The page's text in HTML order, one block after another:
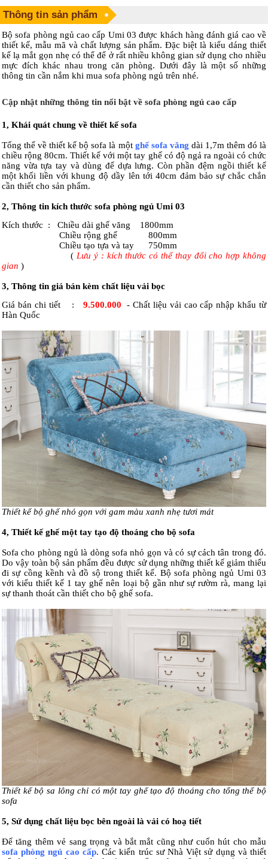
Thông tin sản phẩm
Bộ sofa phòng ngủ cao cấp Umi 03 được khách hàng đánh giá cao về
thiết kế, mẫu mã và chất lượng sản phẩm. Đặc biệt là kiểu dáng thiết
kế lạ mắt gọn nhẹ có thể để ở rất nhiều không gian sử dụng cho nhiều
mực đích khác nhau trong căn phòng. Dưới đây là một số những
thông tin cần nắm khi mua sofa phòng ngủ trên nhé.
Cập nhật những thông tin nổi bật về sofa phòng ngủ cao cấp
1, Khái quát chung về thiết kế sofa
Tổng thể về thiết kế bộ sofa là một ghế sofa văng dài 1,7m thêm đó là
chiều rộng 80cm. Thiết kế với một tay ghế có độ ngả ra ngoài có chức
năng vừa tựa tay và dùng để dựa lưng. Còn phần đệm ngồi thiết kế
một khối liền với khung độ dầy lên tới 40cm đảm bảo sự chắc chắn
cần thiết cho sản phẩm.
2, Thông tin kích thước sofa phòng ngủ Umi 03
Kích thước : Chiều dài ghế văng 1800mm
Chiều rộng ghế 800mm
Chiều tạo tựa và tay 750mm
( Lưu ý : kích thước có thể thay đổi cho hợp không
gian )
3, Thông tin giá bán kèm chất liệu vải bọc
Giá bán chi tiết
: 9.500.000 - Chất liệu vải cao cấp nhập khẩu từ
Hàn Quốc
Thiết kế bộ ghế nhỏ gọn với gam màu xanh nhẹ tươi mát
4, Thiết kếghế một tay tạo độ thoáng cho bộ sofa
Sofa cho phòng ngủ là dòng sofa nhỏ gọn và có sự cách tân trong đó.
Do vậy toàn bộ sản phẩm đều được sử dụng những thiết kế giảm thiểu
đi sự cồng kềnh và đồ sộ trong thiết kế. Bộ sofa phòng ngủ Umi 03
với kiểu thiết kế 1 tay ghế nên loại bộ gần như sự rườm rà, mang lại
sự thanh thoát cần thiết cho bộ ghế sofa.
Thiết kế bộ sa lông chỉ có một tay ghế tạo độ thoáng cho tổng thể bộ
sofa
5, Sử dụng chất liệu bọc bên ngoài là vải có hoạ tiết
Để tăng thêm vẻ sang trọng và bắt mắt cũng như cuốn hút cho mẫu
sofa phòng ngủ cao cấp. Các kiến trúc sư Nhà Việt sử dụng và thiết